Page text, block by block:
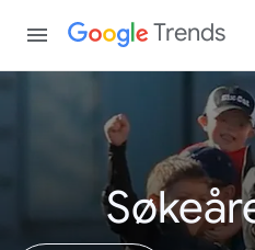
Trends